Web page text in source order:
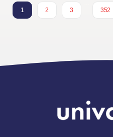
1 2 3
352